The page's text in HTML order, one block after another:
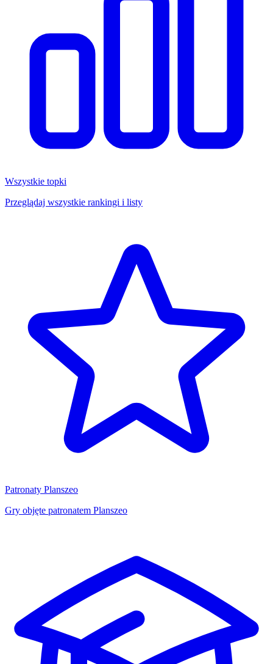
Wszystkie topki
Przeglądaj wszystkie rankingi i listy
Patronaty Planszeo
Gry objęte patronatem Planszeo